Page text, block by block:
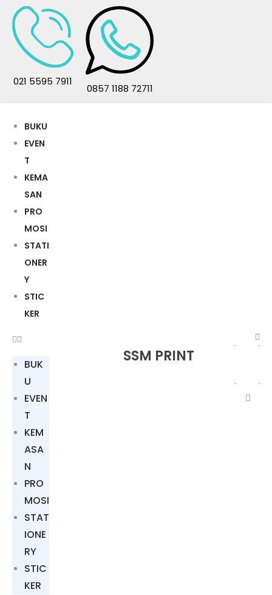
021 5595 7911
0857 1188 72711
BUKU
EVEN
T
KEMA
SAN
PRO
MOSI
STATI
ONER
Y
STIC
KER
BUK
U
EVEN
T
KEM
ASA
N
PRO
MOSI
STAT
IONE
RY
STIC
KER
SSM PRINT